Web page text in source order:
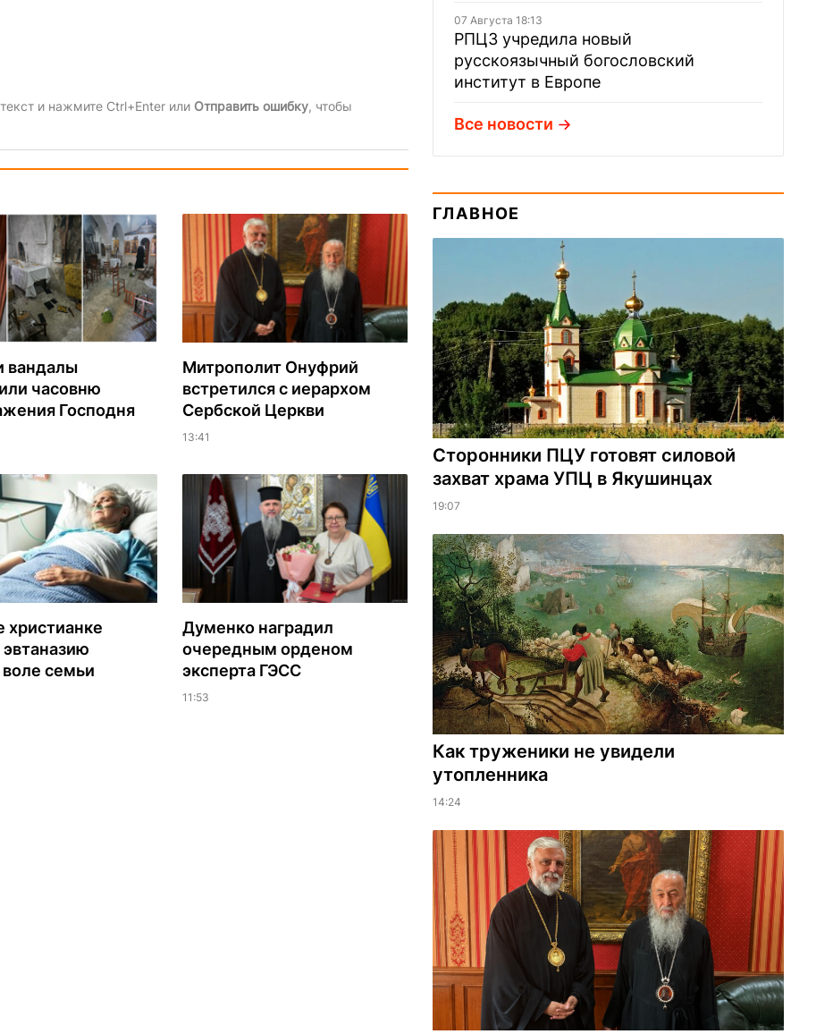
и нажмите Ctrl+Enter или Отправить ошибку, чтобы
вандалы
часовню
Господня
Митрополит Онуфрий
встретился с иерархом
Сербской Церкви
13:41
христианке
семьи
Думенко наградил
очередным орденом
эксперта ГЭСС
11:53
07 Августа 18:13
РПЦЗ учредила новый
русскоязычный богословский
институт в Европе
Все новости
ГЛАВНОЕ
Сторонники ПЦУ готовят силовой
захват храма УПЦ в Якушинцах
19:07
Как труженики не увидели
утопленника
14:24